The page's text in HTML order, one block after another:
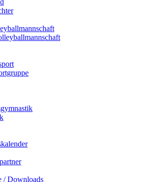
/ Downloads